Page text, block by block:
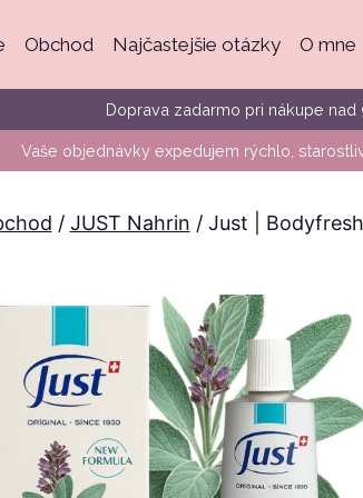
Obchod Najčastejšie otázky O mne
Doprava zadarmo pri nákupe
Vaše objednávky expedujem rýchlo,
/ JUST Nahrin / Just |